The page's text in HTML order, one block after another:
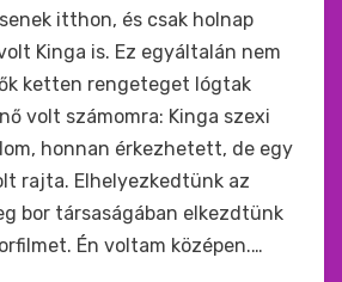
itthon, és csak holnap
Kinga is. Ez egyáltalán nem
ketten rengeteget lógtak
volt számomra: Kinga szexi
honnan érkezhetett, de egy
rajta. Elhelyezkedtünk az
bor társaságában elkezdtünk
Én voltam középen.…